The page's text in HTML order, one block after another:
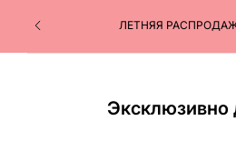
ЛЕТНЯЯ
Эксклюзивно